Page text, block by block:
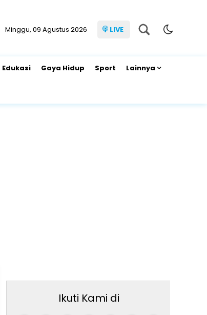
Minggu, 09 Agustus 2026 LIVE
Edukasi Gaya Hidup Sport Lainnya
Ikuti Kami di